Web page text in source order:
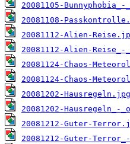
20081105-
20081108-
20081112-Alien-
20081112-Alien-
20081124-Chaos-
20081124-Chaos-
20081202-Hausregeln.jpg
20081202-Hausregeln_-
20081212-Guter-
20081212-Guter-